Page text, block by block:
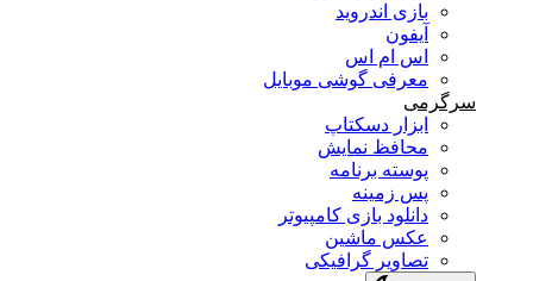
بازی اندروید
آیفون
اس ام اس
معرفی گوشی موبایل
سرگرمی
ابزار دسکتاپ
محافظ نمایش
پوسته برنامه
پس زمینه
دانلود بازی کامپیوتر
عکس ماشین
تصاویر گرافیکی